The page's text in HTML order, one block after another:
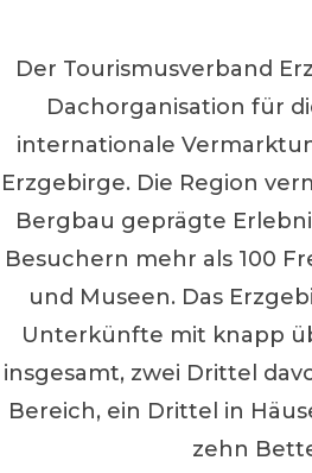
Der Tourismusverband
Dachorganisation für
internationale
Erzgebirge. Die Region
Bergbau geprägte
Besuchern mehr als 100
und Museen. Das
Unterkünfte mit knapp
insgesamt, zwei Drittel
Bereich, ein Drittel in
zehn